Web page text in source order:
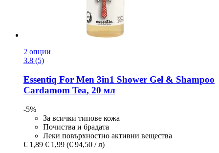
2 опции
3.8 (5)
Essentiq For Men 3in1 Shower Gel & Shampoo
Cardamom Tea, 20 мл
-5%
За всички типове кожа
Почиства и брадата
Леки повърхностно активни вещества
€ 1,89 € 1,99 (€ 94,50 / л)